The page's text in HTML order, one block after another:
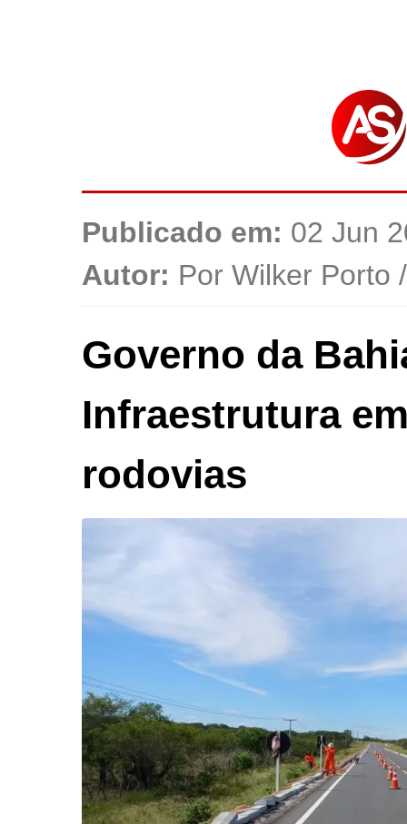
Publicado em: 02 Jun
Autor: Por Wilker Porto
Governo da
Infraestrutura
rodovias